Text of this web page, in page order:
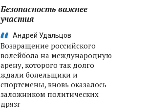
Безопасность важнее
участия
Андрей Удальцов
Возвращение российского
волейбола на международную
арену, которого так долго
ждали болельщики и
спортсмены, вновь оказалось
заложником политических
дрязг